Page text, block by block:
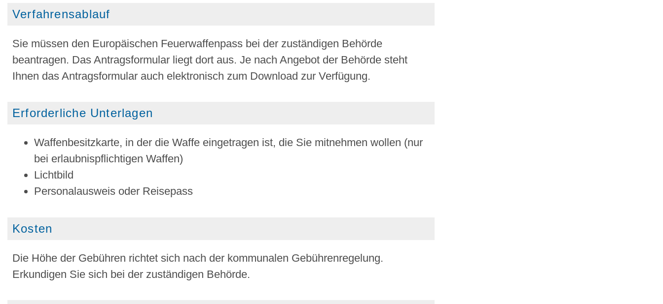
Verfahrensablauf
Sie müssen den Europäischen Feuerwaffenpass bei der zuständigen Behörde
beantragen. Das Antragsformular liegt dort aus. Je nach Angebot der Behörde steht
Ihnen das Antragsformular auch elektronisch zum Download zur Verfügung.
Erforderliche Unterlagen
Waffenbesitzkarte, in der die Waffe eingetragen ist, die Sie mitnehmen wollen (nur
bei erlaubnispflichtigen Waffen)
Lichtbild
Personalausweis oder Reisepass
Kosten
Die Höhe der Gebühren richtet sich nach der kommunalen Gebührenregelung.
Erkundigen Sie sich bei der zuständigen Behörde.